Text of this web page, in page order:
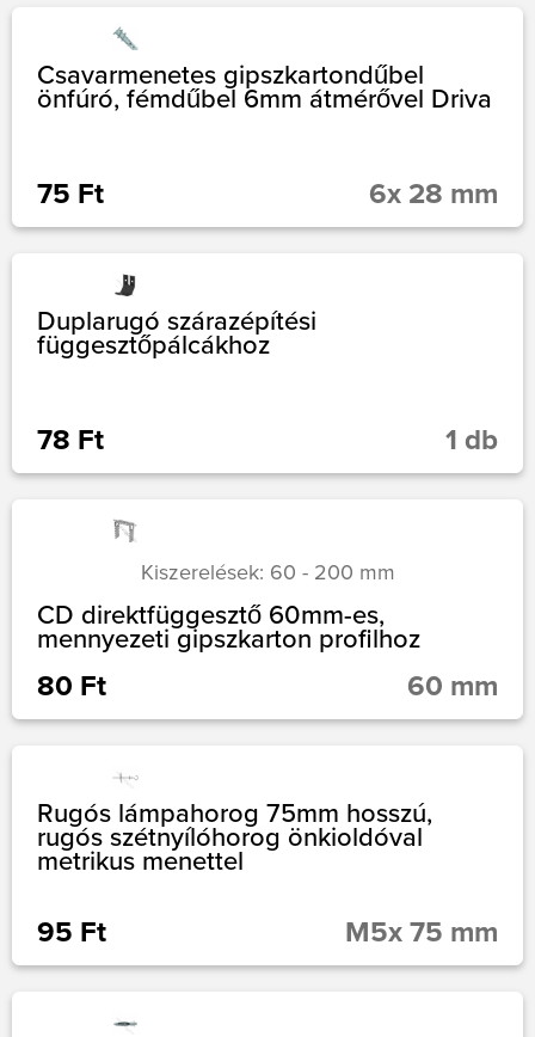
Csavarmenetes gipszkartondűbel
önfúró, fémdűbel 6mm átmérővel Driva
75 Ft 6x 28 mm
Duplarugó szárazépítési
függesztőpálcákhoz
78 Ft 1 db
Kiszerelések: 60 - 200 mm
CD direktfüggesztő 60mm-es,
mennyezeti gipszkarton profilhoz
80 Ft 60 mm
Rugós lámpahorog 75mm hosszú,
rugós szétnyílóhorog önkioldóval
metrikus menettel
95 Ft M5x 75 mm